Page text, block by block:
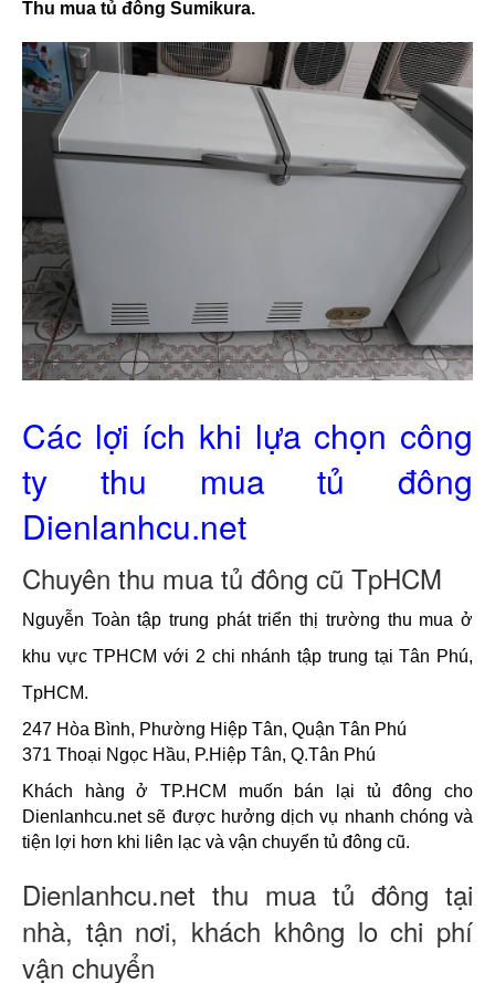
Thu mua tủ đông Sumikura.
Các lợi ích khi lựa chọn công
ty thu mua tủ đông
Dienlanhcu.net
Chuyên thu mua tủ đông cũ TpHCM
Nguyễn Toàn tập trung phát triển thị trường thu mua ở
khu vực TPHCM với 2 chi nhánh tập trung tại Tân Phú,
TpHCM.
247 Hòa Bình, Phường Hiệp Tân, Quận Tân Phú
371 Thoại Ngọc Hầu, P.Hiệp Tân, Q.Tân Phú
Khách hàng ở TP.HCM muốn bán lại tủ đông cho
Dienlanhcu.net sẽ được hưởng dịch vụ nhanh chóng và
tiện lợi hơn khi liên lạc và vận chuyển tủ đông cũ.
Dienlanhcu.net thu mua tủ đông tại
nhà, tận nơi, khách không lo chi phí
vận chuyển